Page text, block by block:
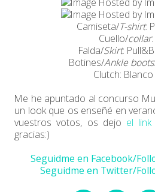
Camiseta/T-shirt:
Cuello/collar
Falda/Skirt:
Botines/Ankle boots
Clutch:
Me he apuntado al concurso
un look que os enseñé en
vuestros votos, os dejo el
gracias:)
Seguidme en Facebook/
Seguidme en Twitter/